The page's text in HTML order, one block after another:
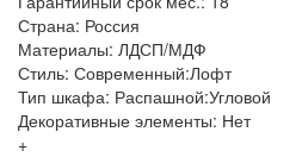
Страна: Россия
Материалы: ЛДСП/МДФ
Стиль: Современный:Лофт
Тип шкафа: Распашной:Угловой
Декоративные элементы: Нет
+